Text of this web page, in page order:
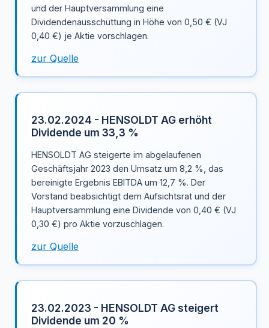
und der Hauptversammlung eine
Dividendenausschüttung in Höhe von 0,50 € (VJ
0,40 €) je Aktie vorschlagen.
zur Quelle
23.02.2024 - HENSOLDT AG erhöht
Dividende um 33,3 %
HENSOLDT AG steigerte im abgelaufenen
Geschäftsjahr 2023 den Umsatz um 8,2 %, das
bereinigte Ergebnis EBITDA um 12,7 %. Der
Vorstand beabsichtigt dem Aufsichtsrat und der
Hauptversammlung eine Dividende von 0,40 € (VJ
0,30 €) pro Aktie vorzuschlagen.
zur Quelle
23.02.2023 - HENSOLDT AG steigert
Dividende um 20 %